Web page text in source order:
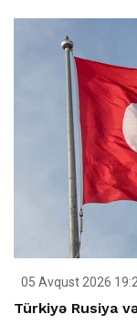
05 Avqust 2026
Türkiyə Rusiya